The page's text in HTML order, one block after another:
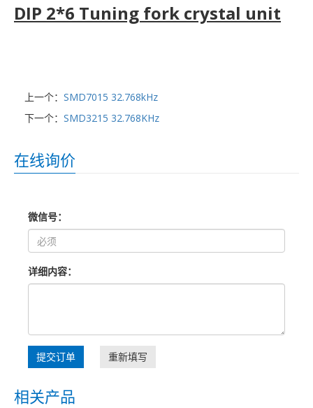
DIP 2*6 Tuning fork crystal unit
上一个： SMD7015 32.768kHz
下一个： SMD3215 32.768KHz
在线询价
微信号：
详细内容：
提交订单 重新填写
相关产品